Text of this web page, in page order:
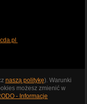
naszą politykę). Warunki
możesz zmienić w
- Informacje